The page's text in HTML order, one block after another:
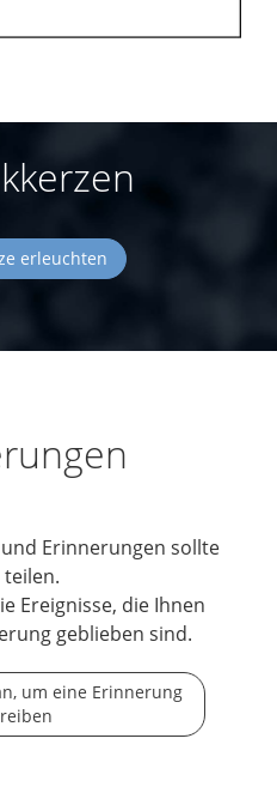
erleuchten
Erinnerungen sollte
Ereignisse, die Ihnen
geblieben sind.
um eine Erinnerung